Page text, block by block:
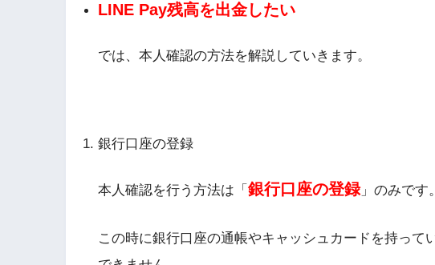
LINE Pay残高を出金したい
では、本人確認の方法を解説していきます。
銀行口座の登録
本人確認を行う方法は「 銀行口座の登録」のみです。
この時に銀行口座の通帳やキャッシュカードを持って